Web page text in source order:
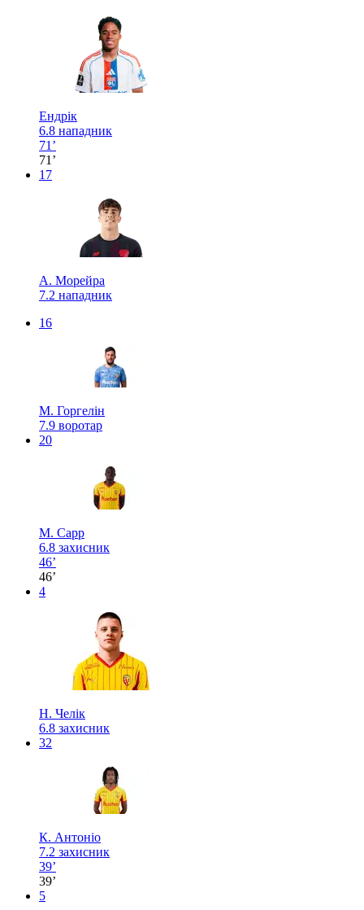
Ендрік
6.8 нападник
71’
71’
17
А. Морейра
7.2 нападник
16
М. Горгелін
7.9 воротар
20
М. Сарр
6.8 захисник
46’
46’
4
Н. Челік
6.8 захисник
32
К. Антоніо
7.2 захисник
39’
39’
5